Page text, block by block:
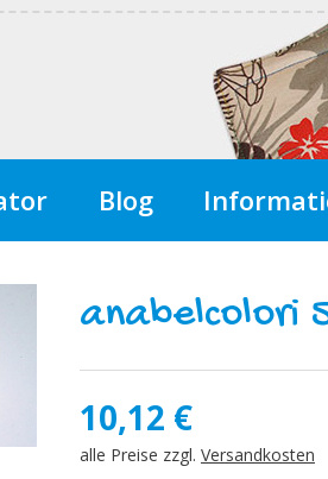
Blog
anabelcolori
10,12 €
alle Preise zzgl. Versandkosten